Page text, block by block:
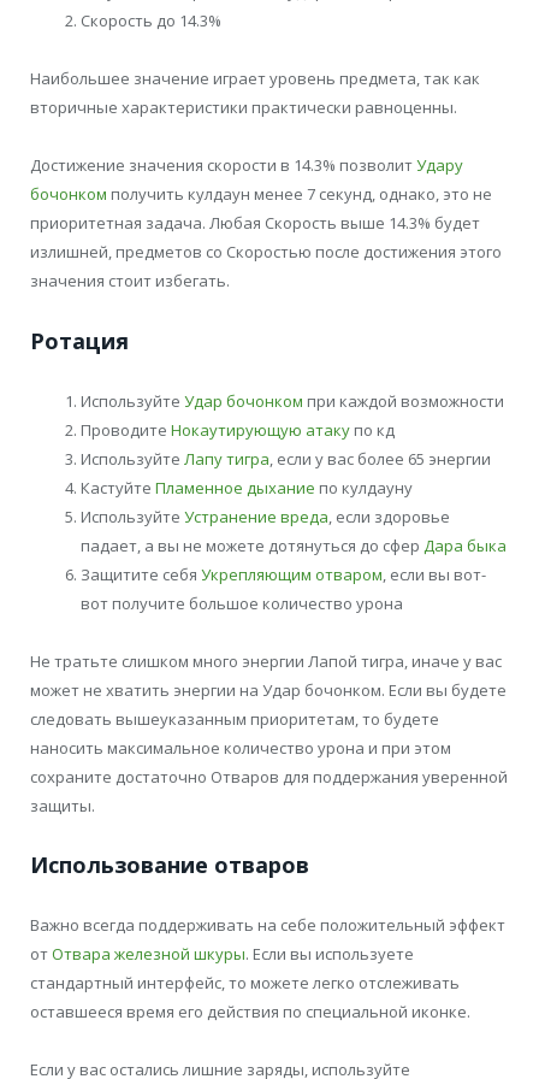
Скорость до 14.3%
Наибольшее значение играет уровень предмета, так как
вторичные характеристики практически равноценны.
Достижение значения скорости в 14.3% позволитУдару
бочонком получить кулдаун менее 7 секунд, однако, это не
приоритетная задача. Любая Скорость выше 14.3% будет
излишней, предметов со Скоростью после достижения этого
значения стоит избегать.
Ротация
Используйте Удар бочонком при каждой возможности
Проводите Нокаутирующую атаку по кд
Используйте Лапу тигра , если у вас более 65 энергии
Кастуйте Пламенное дыхание по кулдауну
Используйте Устранение вреда , если здоровье
падает, а вы не можете дотянуться до сфер Дара быка
Защитите себя Укрепляющим отваром , если вы вот-
вот получите большое количество урона
Не тратьте слишком много энергии Лапой тигра, иначе у вас
может не хватить энергии на Удар бочонком. Если вы будете
следовать вышеуказанным приоритетам, то будете
наносить максимальное количество урона и при этом
сохраните достаточно Отваров для поддержания уверенной
защиты.
Использование отваров
Важно всегда поддерживать на себе положительный эффект
отОтвара железной шкуры. Если вы используете
стандартный интерфейс, то можете легко отслеживать
оставшееся время его действия по специальной иконке.
Если у вас остались лишние заряды, используйте